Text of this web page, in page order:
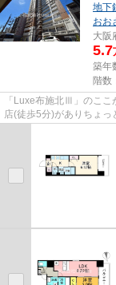
地下
おお
大阪
5.7
築年
階数
「Luxe布施北Ⅲ」のここ
店(徒歩5分)がありちょっ
グをする上で抑えたいポ